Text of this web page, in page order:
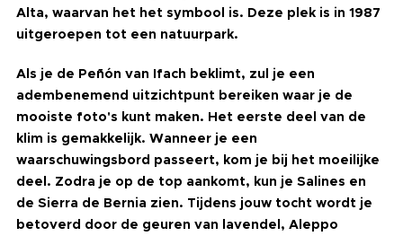
Alta, waarvan het het symbool is. Deze plek is in 1987
uitgeroepen tot een natuurpark.
Als je de Peñón van Ifach beklimt, zul je een
adembenemend uitzichtpunt bereiken waar je de
mooiste foto's kunt maken. Het eerste deel van de
klim is gemakkelijk. Wanneer je een
waarschuwingsbord passeert, kom je bij het moeilijke
deel. Zodra je op de top aankomt, kun je Salines en
de Sierra de Bernia zien. Tijdens jouw tocht wordt je
betoverd door de geuren van lavendel, Aleppo